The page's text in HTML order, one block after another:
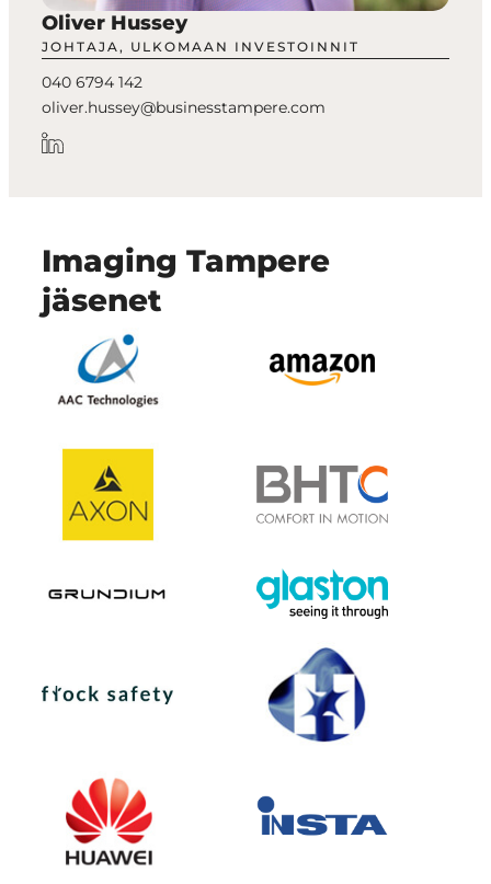
Oliver Hussey
JOHTAJA, ULKOMAAN INVESTOINNIT
040 6794 142
oliver.hussey@businesstampere.com
Imaging Tampere
jäsenet